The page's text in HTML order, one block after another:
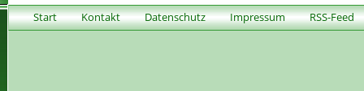
Start Kontakt Datenschutz Impressum RSS-Feed